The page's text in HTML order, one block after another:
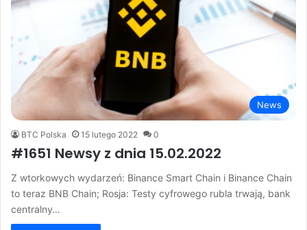
News
BTC Polska 15 lutego 2022 0
#1651 Newsy z dnia 15.02.2022
Z wtorkowych wydarzeń: Binance Smart Chain i Binance Chain
to teraz BNB Chain; Rosja: Testy cyfrowego rubla trwają, bank
centralny…